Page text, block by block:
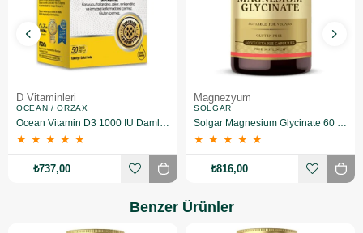
D Vitaminleri
OCEAN / ORZAX
Ocean Vitamin D3 1000 IU Damla 50 ml 3 Adet
★ ★ ★ ★ ★
₺737,00
Magnezyum
SOLGAR
Solgar Magnesium Glycinate 60 Kapsül
★ ★ ★ ★ ★
₺816,00
Benzer Ürünler